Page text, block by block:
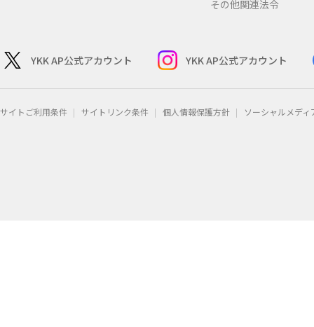
その他関連法令
YKK AP公式アカウント YKK AP公式アカウント
サイトご利用条件 サイトリンク条件 個人情報保護方針 ソーシャルメデ